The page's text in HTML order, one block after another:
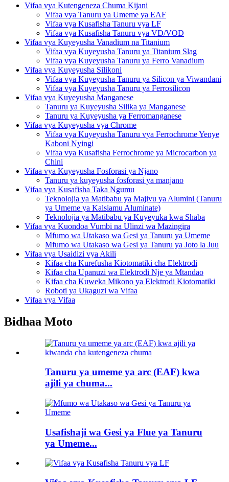
Vifaa vya Kutengeneza Chuma Kijani
Vifaa vya Tanuru ya Umeme ya EAF
Vifaa vya Kusafisha Tanuru vya LF
Vifaa vya Kusafisha Tanuru vya VD/VOD
Vifaa vya Kuyeyusha Vanadium na Titanium
Vifaa vya Kuyeyusha Tanuru ya Titanium Slag
Vifaa vya Kuyeyusha Tanuru ya Ferro Vanadium
Vifaa vya Kuyeyusha Silikoni
Vifaa vya Kuyeyusha Tanuru ya Silicon ya Viwandani
Vifaa vya Kuyeyusha Tanuru ya Ferrosilicon
Vifaa vya Kuyeyusha Manganese
Tanuru ya Kuyeyusha Silika ya Manganese
Tanuru ya Kuyeyusha ya Ferromanganese
Vifaa vya Kuyeyusha vya Chrome
Vifaa vya Kuyeyusha Tanuru vya Ferrochrome Yenye
Kaboni Nyingi
Vifaa vya Kusafisha Ferrochrome ya Microcarbon ya
Chini
Vifaa vya Kuyeyusha Fosforasi ya Njano
Tanuru ya kuyeyusha fosforasi ya manjano
Vifaa vya Kusafisha Taka Ngumu
Teknolojia ya Matibabu ya Majivu ya Alumini (Tanuru
ya Umeme ya Kalsiamu Aluminate)
Teknolojia ya Matibabu ya Kuyeyuka kwa Shaba
Vifaa vya Kuondoa Vumbi na Ulinzi wa Mazingira
Mfumo wa Utakaso wa Gesi ya Tanuru ya Umeme
Mfumo wa Utakaso wa Gesi ya Tanuru ya Joto la Juu
Vifaa vya Usaidizi vya Akili
Kifaa cha Kurefusha Kiotomatiki cha Elektrodi
Kifaa cha Upanuzi wa Elektrodi Nje ya Mtandao
Kifaa cha Kuweka Mikono ya Elektrodi Kiotomatiki
Roboti ya Ukaguzi wa Vifaa
Vifaa vya Vifaa
Bidhaa Moto
Tanuru ya umeme ya arc (EAF) kwa
ajili ya chuma...
Usafishaji wa Gesi ya Flue ya Tanuru
ya Umeme...